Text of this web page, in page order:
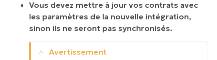
Vous devez mettre à jour vos contrats avec
les paramètres de la nouvelle intégration,
sinon ils ne seront pas synchronisés.